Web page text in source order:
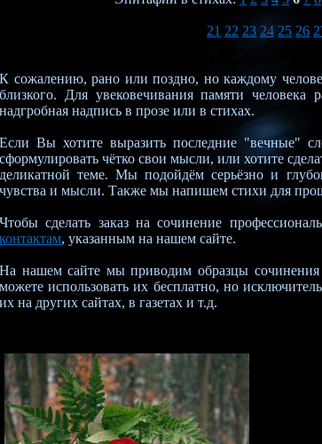
21 22 23 24 25 26
К сожалению, рано или поздно, но каждому
близкого. Для увековечивания памяти человека
надгробная надпись в прозе или в стихах.
Если Вы хотите выразить последние "вечные"
сформулировать чётко свои мысли, или хотите
деликатной теме. Мы подойдём серьёзно и
чувства и мысли. Также мы напишем стихи для
Чтобы сделать заказ на сочинение
контактам, указанным на нашем сайте.
На нашем сайте мы приводим образцы
можете использовать их бесплатно, но
их на других сайтах, в газетах и т.д.